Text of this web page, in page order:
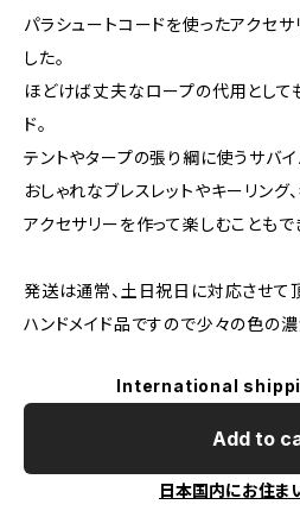
パラシュートコードを使ったアクセ
した。
ほどけば丈夫なロープの代用として
ド。
テントやタープの張り綱に使うサバ
おしゃれなブレスレットやキーリング
アクセサリーを作って楽しむこともで
発送は通常、土日祝日に対応させて
ハンドメイド品ですので少々の色の
International
Add to
日本国内にお住ま